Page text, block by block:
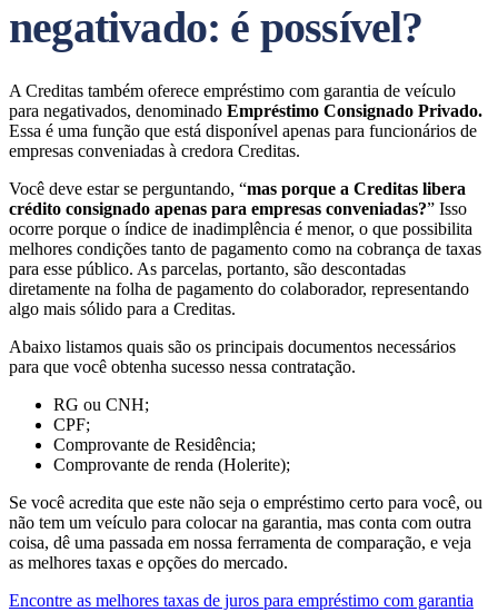
negativado: é possível?
A Creditas também oferece empréstimo com garantia de veículo
para negativados, denominado Empréstimo Consignado Privado.
Essa é uma função que está disponível apenas para funcionários de
empresas conveniadas à credora Creditas.
Você deve estar se perguntando, “mas porque a Creditas libera
crédito consignado apenas para empresas conveniadas?” Isso
ocorre porque o índice de inadimplência é menor, o que possibilita
melhores condições tanto de pagamento como na cobrança de taxas
para esse público. As parcelas, portanto, são descontadas
diretamente na folha de pagamento do colaborador, representando
algo mais sólido para a Creditas.
Abaixo listamos quais são os principais documentos necessários
para que você obtenha sucesso nessa contratação.
RG ou CNH;
CPF;
Comprovante de Residência;
Comprovante de renda (Holerite);
Se você acredita que este não seja o empréstimo certo para você, ou
não tem um veículo para colocar na garantia, mas conta com outra
coisa, dê uma passada em nossa ferramenta de comparação, e veja
as melhores taxas e opções do mercado.
Encontre as melhores taxas de juros para empréstimo com garantia